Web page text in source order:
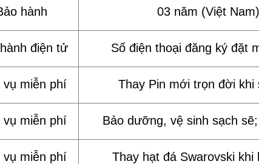
hành 03 năm (Việt Nam)
hành điện tử Số điện thoại đăng ký đặt
vụ miễn phí Thay Pin mới trọn đời khi
vụ miễn phí Bảo dưỡng, vệ sinh sạch
vụ miễn phí Thay hạt đá Swarovski